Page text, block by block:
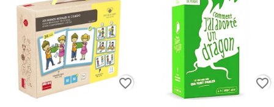
favorite_border favorite_border